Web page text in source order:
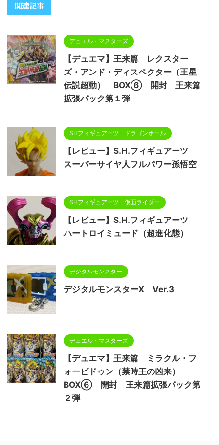
関連記事
デュエル・マスターズ
【デュエマ】王来篇 レクスター
ズ・アンド・ディスペクター（王星
伝説超動） BOX⑥ 開封 王来篇
拡張パック第１弾
SHフィギュアーツ ドラゴンボール
【レビュー】S.H.フィギュアーツ
スーパーサイヤ人フルパワー孫悟空
SHフィギュアーツ 仮面ライダー
【レビュー】S.H.フィギュアーツ
ハートロイミュード（超進化態）
デジタルモンスター
デジタルモンスターX Ver.3
デュエル・マスターズ
【デュエマ】王来篇 ミラクル・フ
ォービドゥン（禁時王の凶来）
BOX⑥ 開封 王来篇拡張パック第
２弾